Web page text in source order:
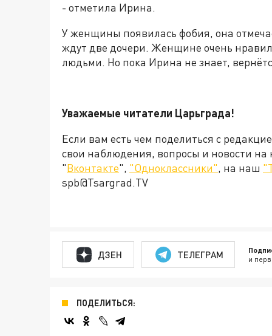
- отметила Ирина.
У женщины появилась фобия, она
ждут две дочери. Женщине очень
людьми. Но пока Ирина не знает,
Уважаемые читатели Царьграда!
Если вам есть чем поделиться с
свои наблюдения, вопросы и новости
"Вконтакте", "Одноклассники", на наш
spb@Tsargrad.TV
ДЗЕН ТЕЛЕГРАМ и
ПОДЕЛИТЬСЯ: